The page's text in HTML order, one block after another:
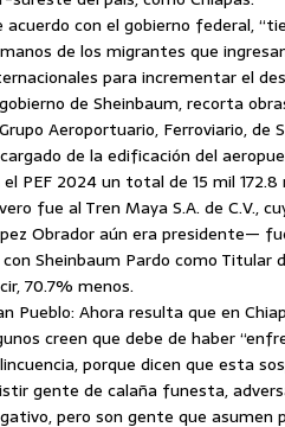
acuerdo con el gobierno federal,
de los migrantes que
para incrementar el
de Sheinbaum, recorta
Aeroportuario, Ferroviario, de
de la edificación del
el PEF 2024 un total de 15 mil
fue al Tren Maya S.A. de C.V.,
Obrador aún era presidente—
Sheinbaum Pardo como Titular
70.7% menos.
Pueblo: Ahora resulta que en
creen que debe de haber
porque dicen que esta
gente de calaña funesta,
pero son gente que asumen